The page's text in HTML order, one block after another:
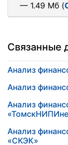
— 1.49 Мб (
Связанные
Анализ
Анализ
Анализ
Анализ
«СКЭК»